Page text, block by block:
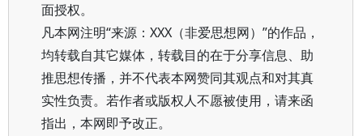
面授权。
凡本网注明“来源：XXX（非爱思想网）”的作品，
均转载自其它媒体，转载目的在于分享信息、助
推思想传播，并不代表本网赞同其观点和对其真
实性负责。若作者或版权人不愿被使用，请来函
指出，本网即予改正。